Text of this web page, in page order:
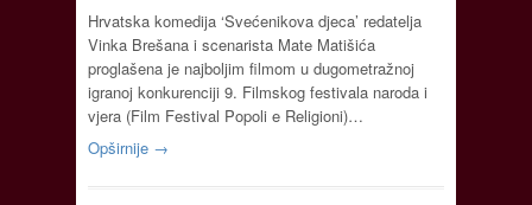
Hrvatska komedija ‘Svećenikova djeca’ redatelja
Vinka Brešana i scenarista Mate Matišića
proglašena je najboljim filmom u dugometražnoj
igranoj konkurenciji 9. Filmskog festivala naroda i
vjera (Film Festival Popoli e Religioni)…
Opširnije →